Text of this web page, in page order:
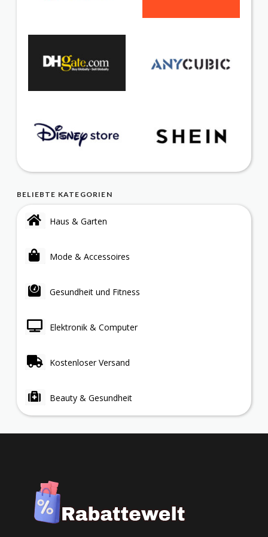
BELIEBTE KATEGORIEN
Haus & Garten
Mode & Accessoires
Gesundheit und Fitness
Elektronik & Computer
Kostenloser Versand
Beauty & Gesundheit